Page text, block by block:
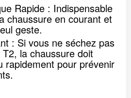
Rapide : Indispensable
chaussure en courant et
geste.
: Si vous ne séchez pas
la chaussure doit
rapidement pour prévenir